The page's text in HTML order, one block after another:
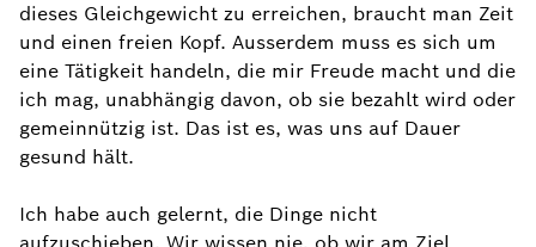
dieses Gleichgewicht zu erreichen, braucht man Zeit
und einen freien Kopf. Ausserdem muss es sich um
eine Tätigkeit handeln, die mir Freude macht und die
ich mag, unabhängig davon, ob sie bezahlt wird oder
gemeinnützig ist. Das ist es, was uns auf Dauer
gesund hält.
Ich habe auch gelernt, die Dinge nicht